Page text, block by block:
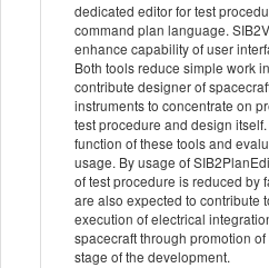
dedicated editor for test
command plan language.
enhance capability of user
Both tools reduce simple work
contribute designer of
instruments to concentrate on
test procedure and design
function of these tools and
usage. By usage of
of test procedure is reduced by
are also expected to contribute
execution of electrical
spacecraft through promotion
stage of the development.